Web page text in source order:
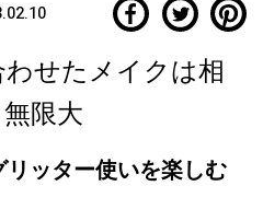
せたメイクは相
限大
ッター使いを楽しむ